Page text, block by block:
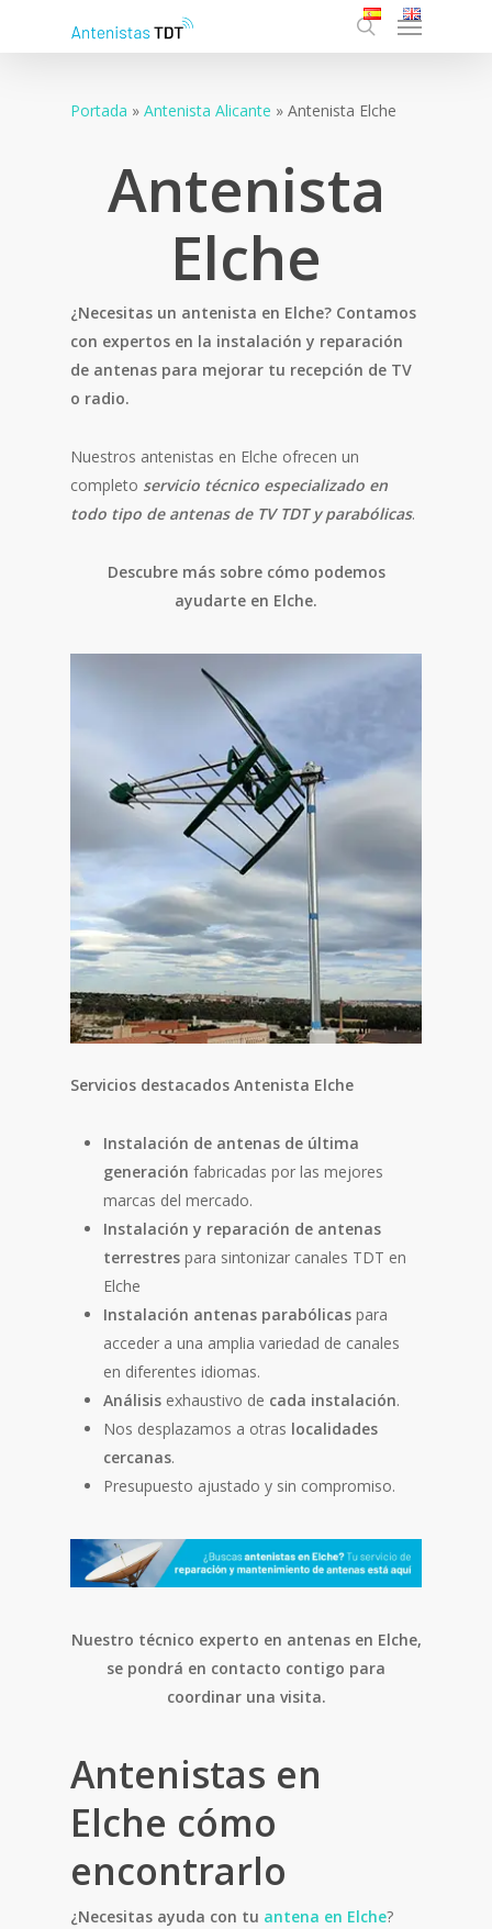
search
Menu
Portada » Antenista Alicante » Antenista Elche
Antenista
Elche
¿Necesitas un antenista en Elche? Contamos
con expertos en la instalación y reparación
de antenas para mejorar tu recepción de TV
o radio.
Nuestros antenistas en Elche ofrecen un
completo servicio técnico especializado en
todo tipo de antenas de TV TDT y parabólicas.
Descubre más sobre cómo podemos
ayudarte en Elche.
Servicios destacados Antenista Elche
Instalación de antenas de última
generación fabricadas por las mejores
marcas del mercado.
Instalación y reparación de antenas
terrestres para sintonizar canales TDT en
Elche
Instalación antenas parabólicas para
acceder a una amplia variedad de canales
en diferentes idiomas.
Análisis exhaustivo de cada instalación.
Nos desplazamos a otras localidades
cercanas.
Presupuesto ajustado y sin compromiso.
Nuestro técnico experto en antenas en Elche,
se pondrá en contacto contigo para
coordinar una visita.
Antenistas en
Elche cómo
encontrarlo
¿Necesitas ayuda con tu antena en Elche?